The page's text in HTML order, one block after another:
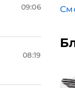
09:06
08:19